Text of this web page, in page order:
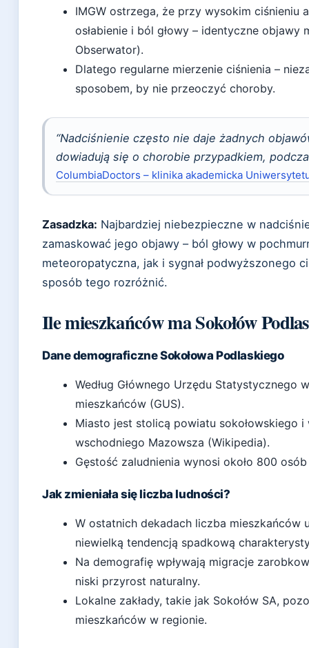
IMGW ostrzega, że przy wysokim
osłabienie i ból głowy – identyczne
Obserwator).
Dlatego regularne mierzenie ciśnienia –
sposobem, by nie przeoczyć choroby.
“Nadciśnienie często nie daje żadnych
dowiadują się o chorobie przypadkiem,
ColumbiaDoctors – klinika akademicka
Zasadzka: Najbardziej niebezpieczne w
zamaskować jego objawy – ból głowy w
meteoropatyczna, jak i sygnał podwyższonego
sposób tego rozróżnić.
Ile mieszkańców ma Sokołów
Dane demograficzne Sokołowa Podlaskiego
Według Głównego Urzędu Statystycznego
mieszkańców (GUS).
Miasto jest stolicą powiatu sokołowskiego
wschodniego Mazowsza (Wikipedia).
Gęstość zaludnienia wynosi około 800
Jak zmieniała się liczba ludności?
W ostatnich dekadach liczba mieszkańców
niewielką tendencją spadkową
Na demografię wpływają migracje
niski przyrost naturalny.
Lokalne zakłady, takie jak Sokołów SA,
mieszkańców w regionie.